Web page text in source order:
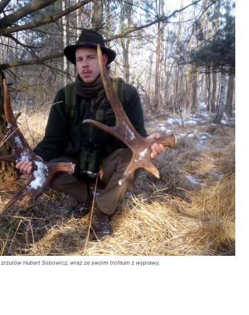
Hubert Sobowicz, wraz ze swoim trofeum z wyprawy.